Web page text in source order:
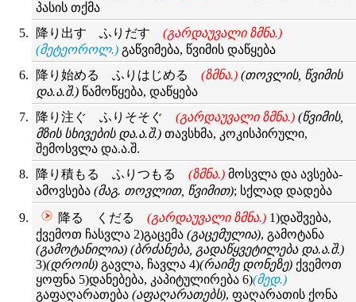
პასის თქმა
降り出す ふりだす (გარდაუვალი ზმნა.)
(მეტეოროლ.) გაწვიმება, წვიმის დაწყება
降り始める ふりはじめる (ზმნა.) (თოვლის, წვიმის
და.ა.შ.) წამოწყება, დაწყება
降り注ぐ ふりそそぐ (გარდაუვალი ზმნა.) (წვიმის,
მზის სხივების და.ა.შ.) თავსხმა, კოკისპირული,
შემოსვლა და.ა.შ.
降り積もる ふりつもる (ზმნა.) მოსვლა და ავსება-
ამოვსება (მაგ. თოვლით, წვიმით); სქლად დადება
降る くだる (გარდაუვალი ზმნა.) 1)დაშვება,
ქვემოთ ჩასვლა 2)გაცემა (გაცემულია), გამოტანა
(გამოტანილია) (ბრძანება, გადაწყვეტილება და.ა.შ.)
3)(დროის) გავლა, ჩავლა 4)(რაიმე დონეზე) ქვემოთ
ყოფნა 5)დანებება, კაპიტულირება 6)(მედ.)
გაფაღარათება (აფაღარათებს), ფაღარათის ქონა